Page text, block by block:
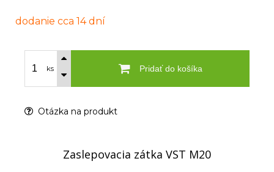
dodanie cca 14 dní
ks Pridať do košíka
Otázka na produkt
Zaslepovacia zátka VST M20